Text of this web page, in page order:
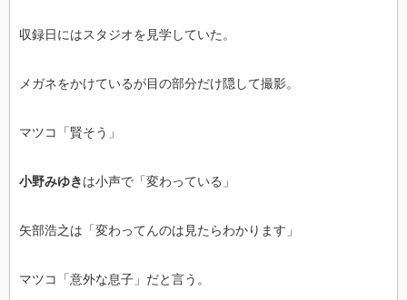
収録日にはスタジオを見学していた。
メガネをかけているが目の部分だけ隠して撮影。
マツコ「賢そう」
小野みゆきは小声で「変わっている」
矢部浩之は「変わってんのは見たらわかります」
マツコ「意外な息子」だと言う。